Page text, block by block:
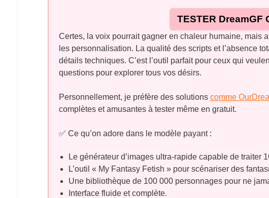
TESTER DreamGF
Certes, la voix pourrait gagner en chaleur humaine, mais
les personnalisation. La qualité des scripts et l’absence
détails techniques. C’est l’outil parfait pour ceux qui
questions pour explorer tous vos désirs.
Personnellement, je préfère des solutions comme
complètes et amusantes à tester même en gratuit.
✅ Ce qu’on adore dans le modèle payant :
Le générateur d’images ultra-rapide capable de traiter
L’outil « My Fantasy Fetish » pour scénariser des
Une bibliothèque de 100 000 personnages pour ne
Interface fluide et complète.